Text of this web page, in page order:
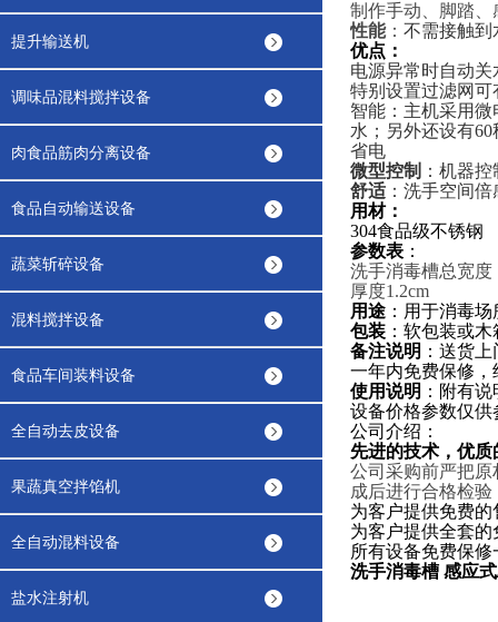
提升输送机
调味品混料搅拌设备
肉食品筋肉分离设备
食品自动输送设备
蔬菜斩碎设备
混料搅拌设备
食品车间装料设备
全自动去皮设备
果蔬真空拌馅机
全自动混料设备
盐水注射机
制作手动、脚踏
性能： 不需接触到
优点：
电源异常时自动
特别设置过滤网
智能：主机采用
水；另外还设有
省电
微型控制 ：机器
舒适 ：洗手空间
用材：
304食品级不锈钢
参数表 ：
洗手消毒槽总宽度
厚度1.2cm
用途 ：用于消毒
包装 ：软包装或木
备注说明 ：送货
一年内免费保修
使用说明 ：附有
设备价格参数仅
公司介绍：
先进的技术，优
公司采购前严把
成后进行合格检
为客户提供免费
为客户提供全套
所有设备免费保
洗手消毒槽 感应